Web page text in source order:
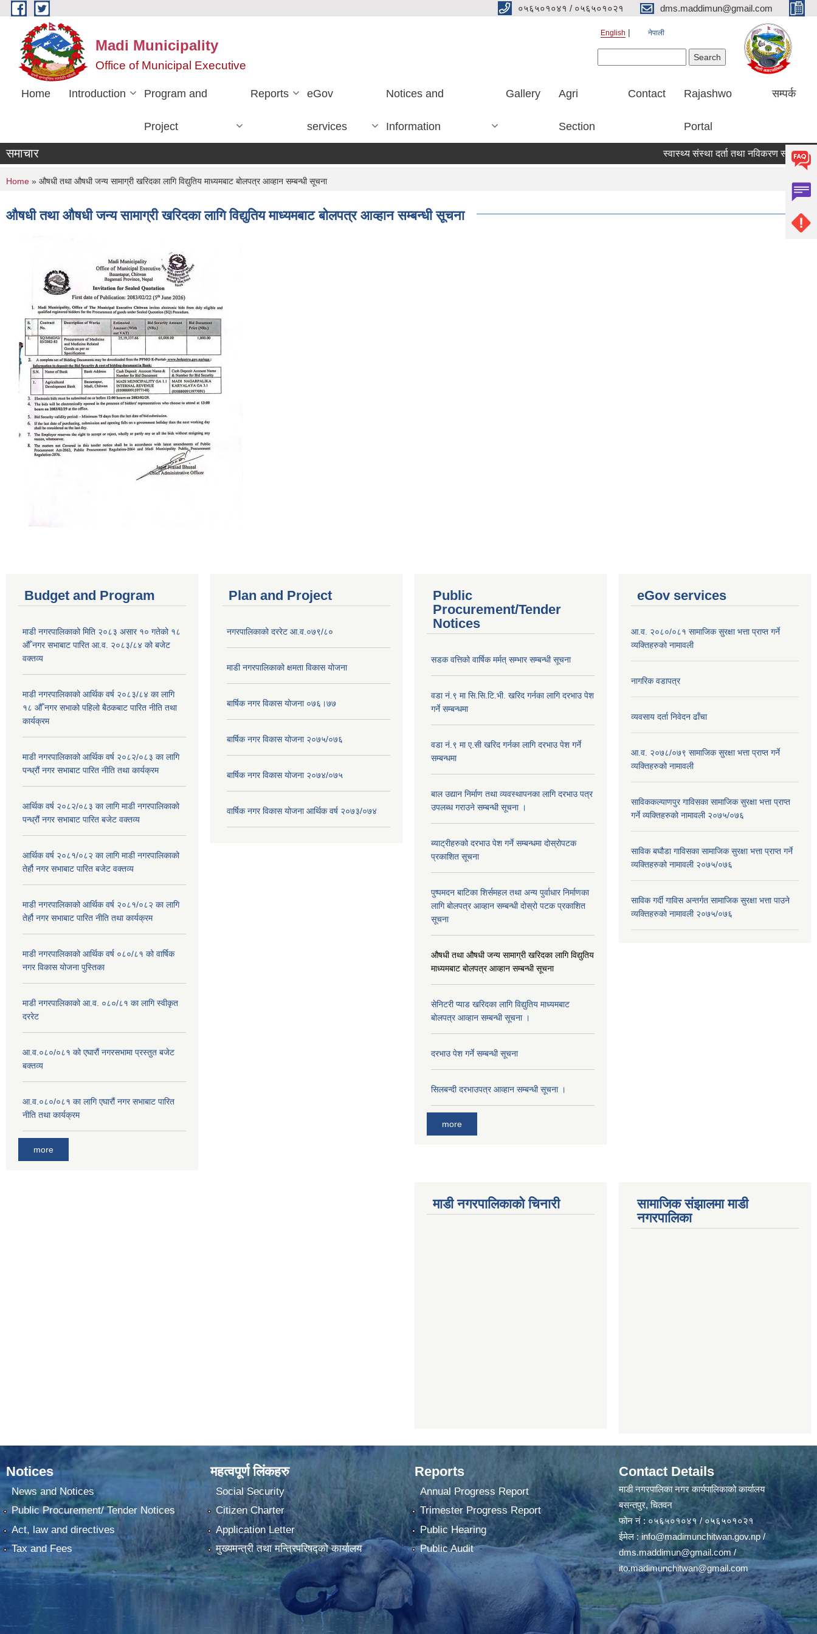
Skip to main content ०५६५०१०४१ / ०५६५०१०२१ dms.maddimun@gmail.com
Madi Municipality
Office of Municipal Executive
English नेपाली
Home Introduction Program and
Project
Reports eGov
services
Notices and
Information
Gallery Agri
Section
Contact Rajashwo
Portal
सम्पर्क
समाचार स्वास्थ्य संस्था दर्ता तथा नविकरण सम्बन्धी सूचना
You are here
Home » औषधी तथा औषधी जन्य सामाग्री खरिदका लागि विद्युतिय माध्यमबाट बोलपत्र आव्हान सम्बन्धी सूचना
औषधी तथा औषधी जन्य सामाग्री खरिदका लागि विद्युतिय माध्यमबाट बोलपत्र आव्हान सम्बन्धी सूचना
Budget and Program
माडी नगरपालिकाको मिति २०८३ असार १० गतेको १८
औँ नगर सभाबाट पारित आ.व. २०८३/८४ को बजेट
वक्तव्य
माडी नगरपालिकाको आर्थिक वर्ष २०८३/८४ का लागि
१८ औँ नगर सभाको पहिलो बैठकबाट पारित नीति तथा
कार्यक्रम
माडी नगरपालिकाको आर्थिक वर्ष २०८२/०८३ का लागि
पन्ध्रौं नगर सभाबाट पारित नीति तथा कार्यक्रम
आर्थिक वर्ष २०८२/०८३ का लागि माडी नगरपालिकाको
पन्ध्रौं नगर सभाबाट पारित बजेट वक्तव्य
आर्थिक वर्ष २०८१/०८२ का लागि माडी नगरपालिकाको
तेर्हौ नगर सभाबाट पारित बजेट वक्तव्य
माडी नगरपालिकाको आर्थिक वर्ष २०८१/०८२ का लागि
तेर्हौ नगर सभाबाट पारित नीति तथा कार्यक्रम
माडी नगरपालिकाको आर्थिक वर्ष ०८०/८१ को वार्षिक
नगर विकास योजना पुस्तिका
माडी नगरपालिकाको आ.व. ०८०/८१ का लागि स्वीकृत
दररेट
आ.व.०८०/०८१ को एघारौं नगरसभामा प्रस्तुत बजेट
बक्तव्य
आ.व.०८०/०८१ का लागि एघारौं नगर सभाबाट पारित
नीति तथा कार्यक्रम
more
Plan and Project
नगरपालिकाको दररेट आ.व.०७९/८०
माडी नगरपालिकाको क्षमता विकास योजना
बार्षिक नगर विकास योजना ०७६।७७
बार्षिक नगर विकास योजना २०७५/०७६
बार्षिक नगर विकास योजना २०७४/०७५
वार्षिक नगर विकास योजना आर्थिक वर्ष २०७३/०७४
Public
Procurement/Tender
Notices
सडक वत्तिको वार्षिक मर्मत् सम्भार सम्बन्धी सूचना
वडा नं.९ मा सि.सि.टि.भी. खरिद गर्नका लागि दरभाउ पेश
गर्ने सम्बन्धमा
वडा नं.९ मा ए.सी खरिद गर्नका लागि दरभाउ पेश गर्ने
सम्बन्धमा
बाल उद्यान निर्माण तथा व्यवस्थापनका लागि दरभाउ पत्र
उपलब्ध गराउने सम्बन्धी सूचना ।
ब्याट्रीहरुको दरभाउ पेश गर्ने सम्बन्धमा दोस्रोपटक
प्रकाशित सूचना
पुष्पमदन बाटिका शिर्समहल तथा अन्य पुर्वाधार निर्माणका
लागि बोलपत्र आव्हान सम्बन्धी दोस्रो पटक प्रकाशित
सूचना
औषधी तथा औषधी जन्य सामाग्री खरिदका लागि विद्युतिय
माध्यमबाट बोलपत्र आव्हान सम्बन्धी सूचना
सेनिटरी प्याड खरिदका लागि विद्युतिय माध्यमबाट
बोलपत्र आव्हान सम्बन्धी सूचना ।
दरभाउ पेश गर्ने सम्बन्धी सूचना
सिलबन्दी दरभाउपत्र आव्हान सम्बन्धी सूचना ।
more
eGov services
आ.व. २०८०/०८१ सामाजिक सुरक्षा भत्ता प्राप्त गर्ने
व्यक्तिहरुको नामावली
नागरिक वडापत्र
व्यवसाय दर्ता निवेदन ढाँचा
आ.व. २०७८/०७९ सामाजिक सुरक्षा भत्ता प्राप्त गर्ने
व्यक्तिहरुको नामावली
साविककल्याणपुर गाविसका सामाजिक सुरक्षा भत्ता प्राप्त
गर्ने व्यक्तिहरुको नामावली २०७५/०७६
साविक बघौडा गाविसका सामाजिक सुरक्षा भत्ता प्राप्त गर्ने
व्यक्तिहरुको नामावली २०७५/०७६
साविक गर्दी गाविस अन्तर्गत सामाजिक सुरक्षा भत्ता पाउने
व्यक्तिहरुको नामावली २०७५/०७६
माडी नगरपालिकाको चिनारी
सामाजिक संझालमा माडी
नगरपालिका
Notices
News and Notices
Public Procurement/ Tender Notices
Act, law and directives
Tax and Fees
महत्वपूर्ण लिंकहरु
Social Security
Citizen Charter
Application Letter
मुख्यमन्त्री तथा मन्त्रिपरिषद्को कार्यालय
Reports
Annual Progress Report
Trimester Progress Report
Public Hearing
Public Audit
Contact Details
माडी नगरपालिका नगर कार्यपालिकाको कार्यालय
बसन्तपुर, चितवन
फोन नं : ०५६५०१०४१ / ०५६५०१०२१
ईमेल :info@madimunchitwan.gov.np /
dms.maddimun@gmail.com/
ito.madimunchitwan@gmail.com